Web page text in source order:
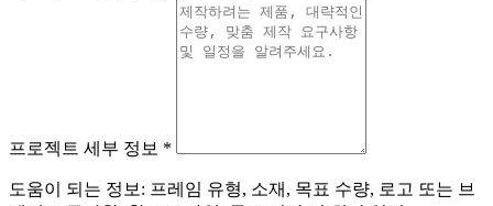
프로젝트 세부 정보 *
도움이 되는 정보: 프레임 유형, 소재, 목표 수량, 로고 또는 브